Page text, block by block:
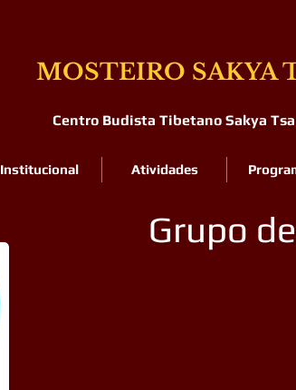
MOSTEIRO SAKYA
Centro Budista Tibetano Sakya
Institucional Atividades
Grupo